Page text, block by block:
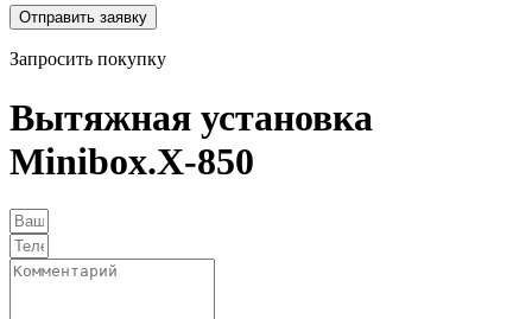
Отправить заявку
Запросить покупку
Вытяжная установка
Minibox.X-850